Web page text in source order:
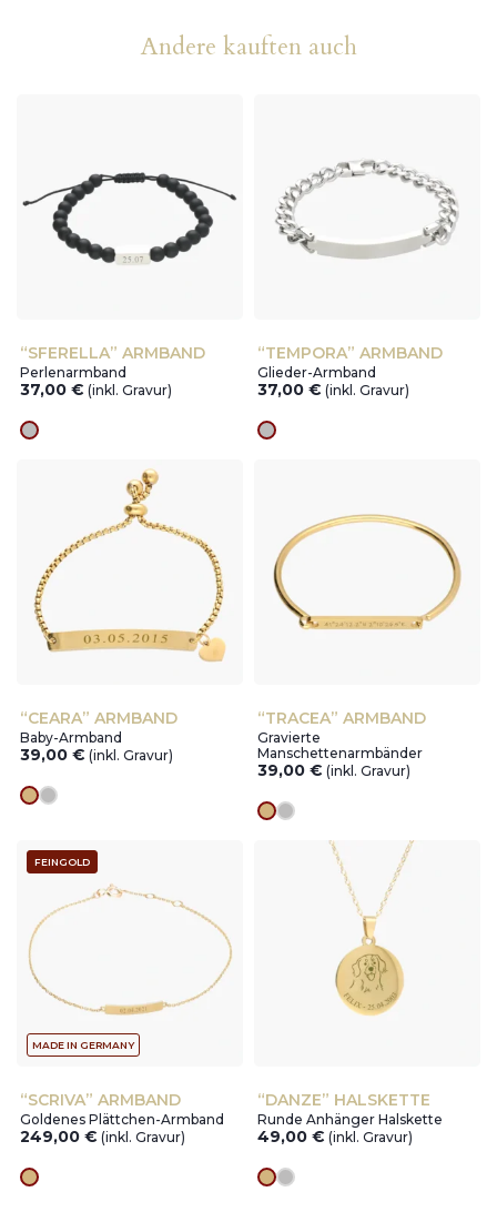
Andere kauften auch
“SFERELLA” ARMBAND
Perlenarmband
37,00€ (inkl. Gravur)
silver
“TEMPORA” ARMBAND
Glieder-Armband
37,00€ (inkl. Gravur)
silver
“CEARA” ARMBAND
Baby-Armband
39,00€ (inkl. Gravur)
Goldes
silver
“TRACEA” ARMBAND
Gravierte
Manschettenarmbänder
39,00€ (inkl. Gravur)
Goldes
silver
FEINGOLD
MADE IN GERMANY
“SCRIVA” ARMBAND
Goldenes Plättchen-Armband
249,00€ (inkl. Gravur)
Goldes
“DANZE” HALSKETTE
Runde Anhänger Halskette
49,00€ (inkl. Gravur)
Goldes
silver